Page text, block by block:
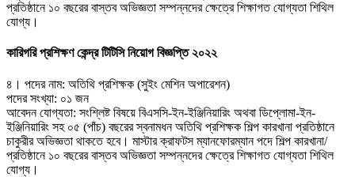
প্রতিষ্ঠানে ১০ বছরের বাস্তব অভিজ্ঞতা সম্পন্নদের ক্ষেত্রে শিক্ষাগত যােগ্যতা শিথিল
যােগ্য।
কারিগরি প্রশিক্ষণ কেন্দ্র টিটিসি নিয়োগ বিজ্ঞপ্তি ২০২২
৪। পদের নাম: অতিথি প্রশিক্ষক (সুইং মেশিন অপারেশন)
পদের সংখ্যা: ০১ জন
আবেদন যোগ্যতা: সংশ্লিষ্ট বিষয়ে বিএসসি-ইন-ইঞ্জিনিয়ারিং অথবা ডিপ্লোমা-ইন-
ইঞ্জিনিয়ারিং সহ ০৫ (পাঁচ) বছরের স্বনামধন অতিথি প্রশিক্ষক শিল্প কারখানা প্রতিষ্ঠানে
চাকুরীর অভিজ্ঞতা থাকতে হবে। মাস্টার ক্রাফটস ম্যানফোরম্যান পদে শিল্প কারখানা/
প্রতিষ্ঠানে ১০ বছরের বাস্তব অভিজ্ঞতা সম্পন্নদের ক্ষেত্রে শিক্ষাগত যােগ্যতা শিথিল
যােগ্য।